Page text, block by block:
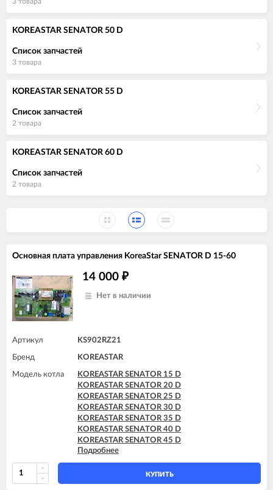
KOREASTAR SENATOR 50 D
Список запчастей
3 товара
KOREASTAR SENATOR 55 D
Список запчастей
2 товара
KOREASTAR SENATOR 60 D
Список запчастей
2 товара
Основная плата управления KoreaStar SENATOR D 15-60
14 000 ₽
Нет в наличии
Артикул KS902RZ21
Бренд KOREASTAR
Модель котла
KOREASTAR SENATOR 15 D
KOREASTAR SENATOR 20 D
KOREASTAR SENATOR 25 D
KOREASTAR SENATOR 30 D
KOREASTAR SENATOR 35 D
KOREASTAR SENATOR 40 D
KOREASTAR SENATOR 45 D
KOREASTAR SENATOR 50 D
KOREASTAR SENATOR 55 D
KOREASTAR SENATOR 60 D
Подробнее
КУПИТЬ